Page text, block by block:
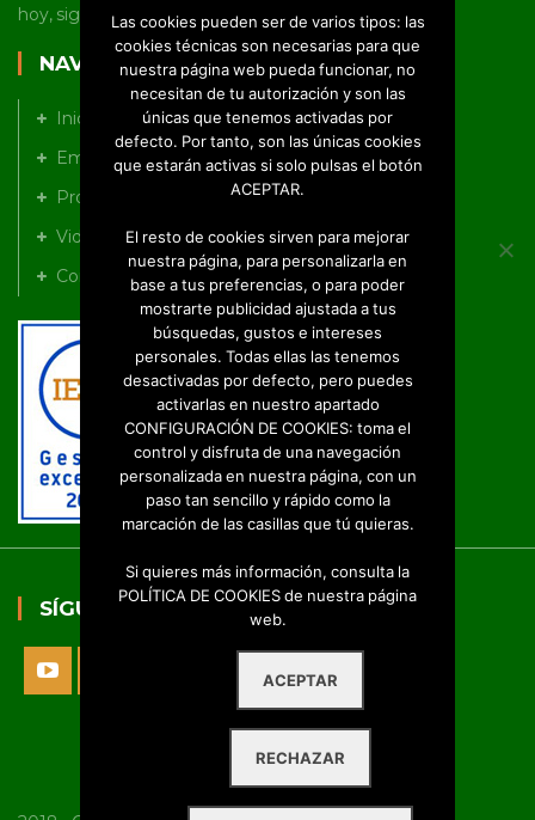
hoy, sigue trabajando a nivel nacional e internacional.
NAVEGACIÓN
Inicio
Empresa
Productos
Videos
Contacto
SÍGUENOS
Política de Protección de Datos
Las cookies pueden ser de varios tipos: las
cookies técnicas son necesarias para que
nuestra página web pueda funcionar, no
necesitan de tu autorización y son las
únicas que tenemos activadas por
defecto. Por tanto, son las únicas cookies
que estarán activas si solo pulsas el botón
ACEPTAR.
El resto de cookies sirven para mejorar
nuestra página, para personalizarla en
base a tus preferencias, o para poder
mostrarte publicidad ajustada a tus
búsquedas, gustos e intereses
personales. Todas ellas las tenemos
desactivadas por defecto, pero puedes
activarlas en nuestro apartado
CONFIGURACIÓN DE COOKIES: toma el
control y disfruta de una navegación
personalizada en nuestra página, con un
paso tan sencillo y rápido como la
marcación de las casillas que tú quieras.
Si quieres más información, consulta la
POLÍTICA DE COOKIES de nuestra página
web.
ACEPTAR
RECHAZAR